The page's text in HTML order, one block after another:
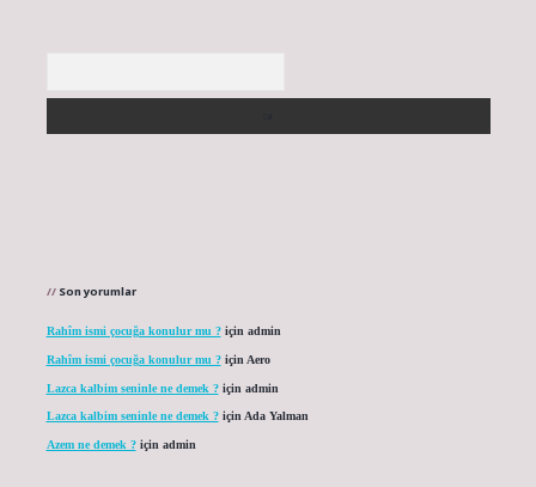
Son yorumlar
Rahîm ismi çocuğa konulur mu ?için admin
Rahîm ismi çocuğa konulur mu ?için Aero
Lazca kalbim seninle ne demek ?için admin
Lazca kalbim seninle ne demek ?için Ada Yalman
Azem ne demek ?için admin